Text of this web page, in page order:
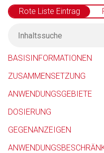
Rote Liste Eintrag
BASISINFORMATIONEN
ZUSAMMENSETZUNG
ANWENDUNGSGEBIETE
DOSIERUNG
GEGENANZEIGEN